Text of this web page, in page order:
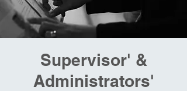
Supervisor' &
Administrators'